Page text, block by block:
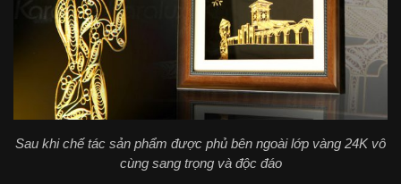
Sau khi chế tác sản phẩm được phủ bên ngoài lớp vàng 24K vô
cùng sang trọng và độc đáo